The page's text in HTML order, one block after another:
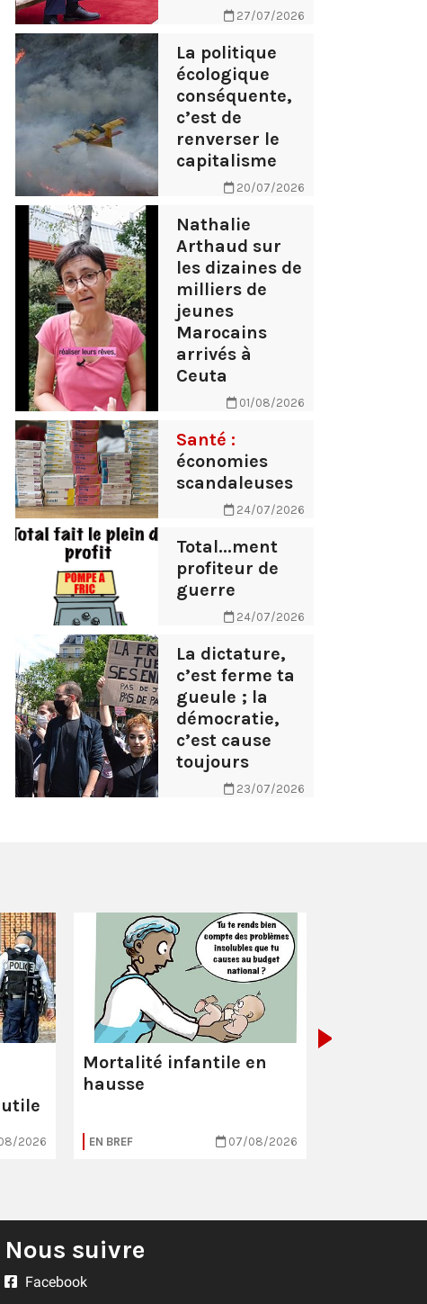
27/07/2026
La politique
écologique
conséquente,
c’est de
renverser le
capitalisme
20/07/2026
Nathalie
Arthaud sur
les dizaines de
milliers de
jeunes
Marocains
arrivés à
Ceuta
01/08/2026
Santé :
économies
scandaleuses
24/07/2026
Total...ment
profiteur de
guerre
24/07/2026
La dictature,
c’est ferme ta
gueule ; la
démocratie,
c’est cause
toujours
23/07/2026
2026
Mortalité infantile en
hausse
EN BREF 07/08/2026
Nous suivre
Facebook